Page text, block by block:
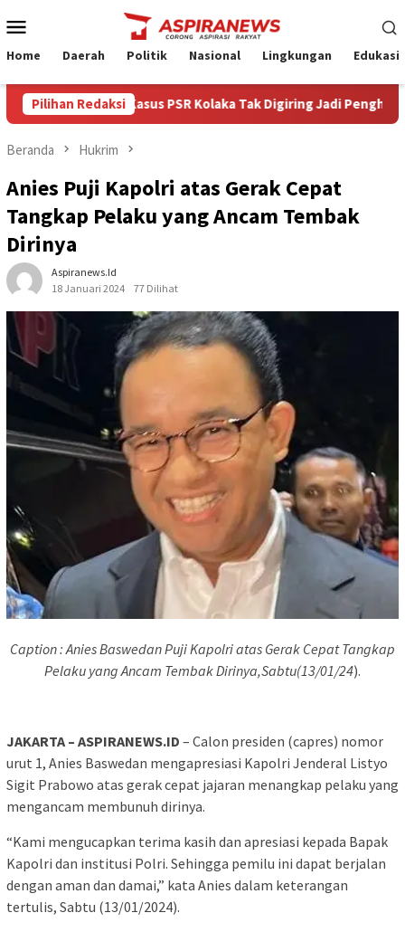
ke
Mobile
Home Daerah Politik Nasional Lingkungan Edukasi
Pilihan Redaksi
‎Puskom Minta Kasus PSR Kolaka Tak Digiring Jadi Penghakiman
Beranda Hukrim
Anies Puji Kapolri atas Gerak Cepat
Tangkap Pelaku yang Ancam Tembak
Dirinya
Aspiranews.id
18 Januari 2024
77 Dilihat
Caption : Anies Baswedan Puji Kapolri atas Gerak Cepat Tangkap
Pelaku yang Ancam Tembak Dirinya,Sabtu(13/01/24).
JAKARTA – ASPIRANEWS.ID – Calon presiden (capres) nomor
urut 1, Anies Baswedan mengapresiasi Kapolri Jenderal Listyo
Sigit Prabowo atas gerak cepat jajaran menangkap pelaku yang
mengancam membunuh dirinya.
“Kami mengucapkan terima kasih dan apresiasi kepada Bapak
Kapolri dan institusi Polri. Sehingga pemilu ini dapat berjalan
dengan aman dan damai,” kata Anies dalam keterangan
tertulis, Sabtu (13/01/2024).